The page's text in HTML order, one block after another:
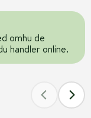
omhu de
handler online.